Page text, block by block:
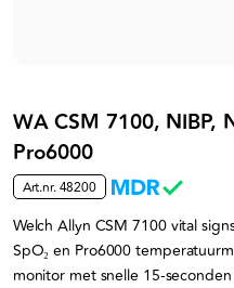
WA CSM 7100, NIBP,
Pro6000
Art.nr.48200
Welch Allyn CSM 7100 vital
SpO₂ en Pro6000
monitor met snelle